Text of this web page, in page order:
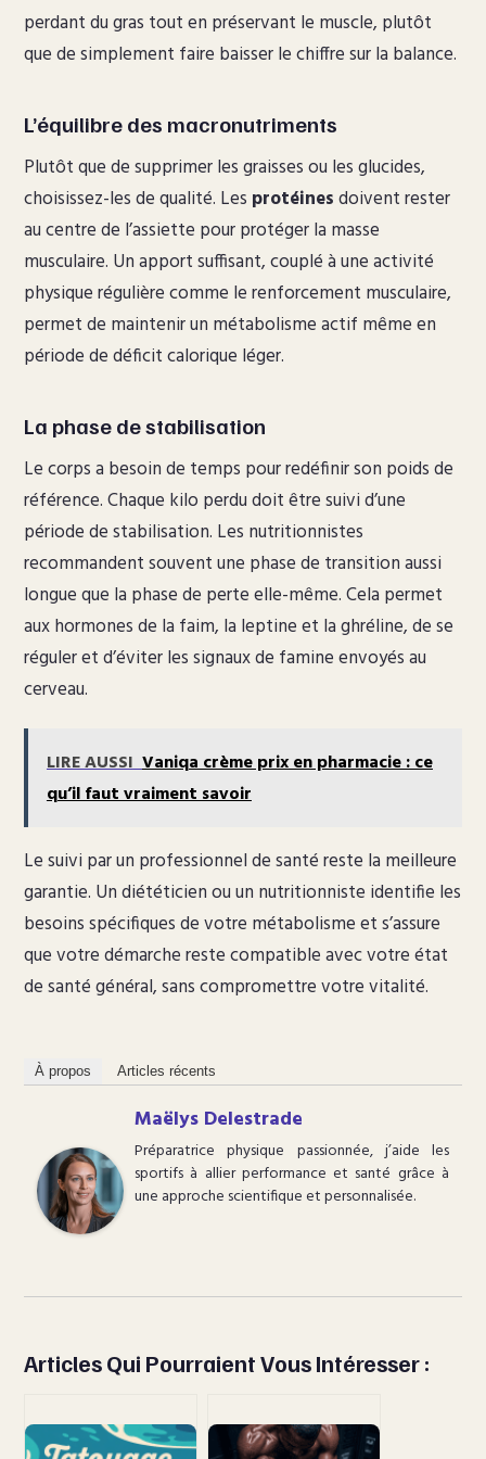
perdant du gras tout en préservant le muscle, plutôt
que de simplement faire baisser le chiffre sur la balance.
L’équilibre des macronutriments
Plutôt que de supprimer les graisses ou les glucides,
choisissez-les de qualité. Les protéinesdoivent rester
au centre de l’assiette pour protéger la masse
musculaire. Un apport suffisant, couplé à une activité
physique régulière comme le renforcement musculaire,
permet de maintenir un métabolisme actif même en
période de déficit calorique léger.
La phase de stabilisation
Le corps a besoin de temps pour redéfinir son poids de
référence. Chaque kilo perdu doit être suivi d’une
période de stabilisation. Les nutritionnistes
recommandent souvent une phase de transition aussi
longue que la phase de perte elle-même. Cela permet
aux hormones de la faim, la leptine et la ghréline, de se
réguler et d’éviter les signaux de famine envoyés au
cerveau.
LIRE AUSSI Vaniqa crème prix en pharmacie : ce
qu’il faut vraiment savoir
Le suivi par un professionnel de santé reste la meilleure
garantie. Un diététicien ou un nutritionniste identifie les
besoins spécifiques de votre métabolisme et s’assure
que votre démarche reste compatible avec votre état
de santé général, sans compromettre votre vitalité.
À propos Articles récents
Maëlys Delestrade
Préparatrice physique passionnée, j’aide les
sportifs à allier performance et santé grâce à
une approche scientifique et personnalisée.
Articles Qui Pourraient Vous Intéresser :